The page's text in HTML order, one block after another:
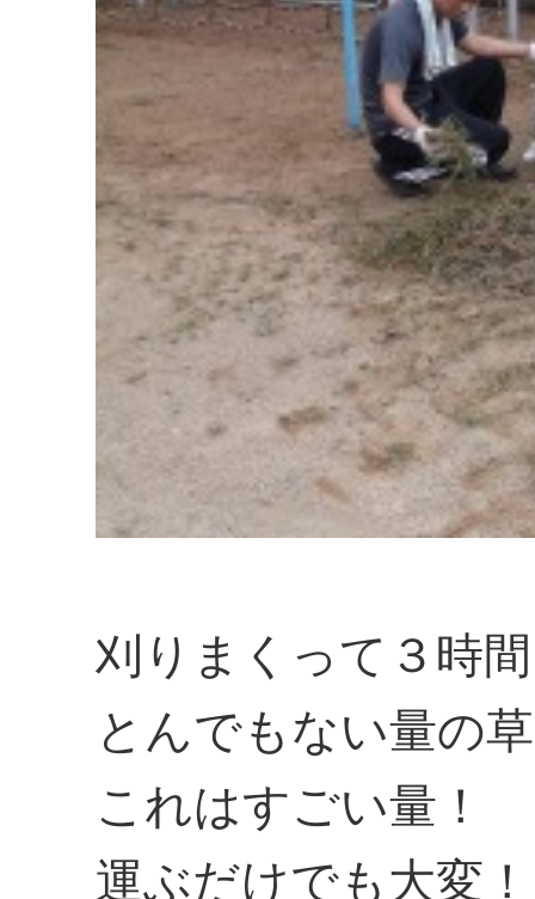
刈りまくって３時
とんでもない量の
これはすごい量！
運ぶだけでも大変！